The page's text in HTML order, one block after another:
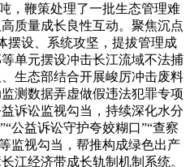
，鞭策处理了一批生态管理难
质量成长良性互动。聚焦沉点
摆设、系统攻坚，提拔管理成
单元摆设冲击长江流域不法捕
生态部结合开展峻厉冲击废料
测数据弄虚做假违法犯罪专项
诉讼监视勾当，持续深化水分
公益诉讼守护夸姣糊口”“查察
监视勾当，帮推构成绿色出产
江经济带成长轨制机制系统。